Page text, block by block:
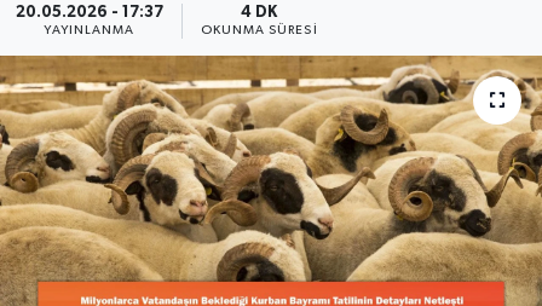
20.05.2026 - 17:37
YAYINLANMA
4 DK
OKUNMA SÜRESI
Spor
Dünya
Resmi Reklamlar
Haber Arşivi